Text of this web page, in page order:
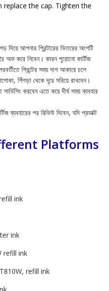
the cap. Tighten the
আপনার প্রিন্টারের ভিতরের অংশটি
অফ করে নিবেন। কারন পুরোনো কার্টিজ
প্রিন্টের সময় দাগ আকারে চলে
পিঁপড়া থেকে দূরে সরিয়ে রাখবেন।
করবেন এতে করে দীর্ঘ সময় ব্যবহার
ব্যবহারের পর রিভিউ দিবেন, যদি প্রডাক্ট
Platforms